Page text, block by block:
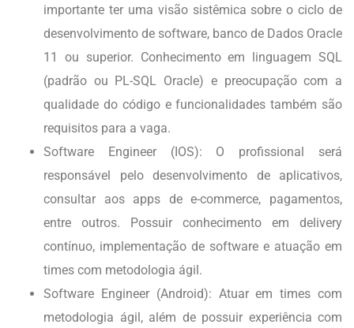
importante ter uma visão sistêmica sobre o ciclo de
desenvolvimento de software, banco de Dados Oracle
11 ou superior. Conhecimento em linguagem SQL
(padrão ou PL-SQL Oracle) e preocupação com a
qualidade do código e funcionalidades também são
requisitos para a vaga.
Software Engineer (IOS): O profissional será
responsável pelo desenvolvimento de aplicativos,
consultar aos apps de e-commerce, pagamentos,
entre outros. Possuir conhecimento em delivery
contínuo, implementação de software e atuação em
times com metodologia ágil.
Software Engineer (Android): Atuar em times com
metodologia ágil, além de possuir experiência com